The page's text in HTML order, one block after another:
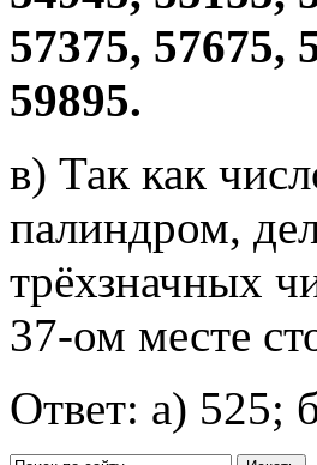
57375, 57675,
59895.
в) Так как
палиндром,
трёхзначных
37-ом месте
Ответ: а) 525;